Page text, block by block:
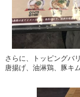
さらに、トッピングバ
唐揚げ、油淋鶏、豚キ